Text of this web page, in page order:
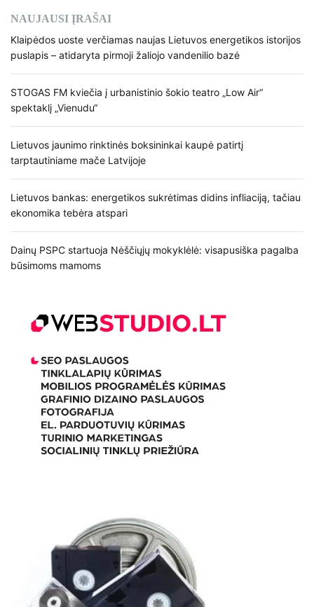
NAUJAUSI ĮRAŠAI
Klaipėdos uoste verčiamas naujas Lietuvos energetikos istorijos
puslapis – atidaryta pirmoji žaliojo vandenilio bazė
STOGAS FM kviečia į urbanistinio šokio teatro „Low Air“
spektaklį „Vienudu“
Lietuvos jaunimo rinktinės boksininkai kaupė patirtį
tarptautiniame mače Latvijoje
Lietuvos bankas: energetikos sukrėtimas didins infliaciją, tačiau
ekonomika tebėra atspari
Dainų PSPC startuoja Nėščiųjų mokyklėlė: visapusiška pagalba
būsimoms mamoms